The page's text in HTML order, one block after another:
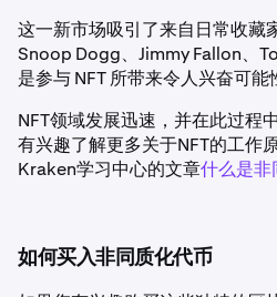
这一新市场吸引了来自日常收藏
Snoop Dogg、Jimmy Fallon、
是参与 NFT 所带来令人兴奋可能
NFT领域发展迅速，并在此过程
有兴趣了解更多关于NFT的工作
Kraken学习中心的文章什么是非
如何买入非同质化代币